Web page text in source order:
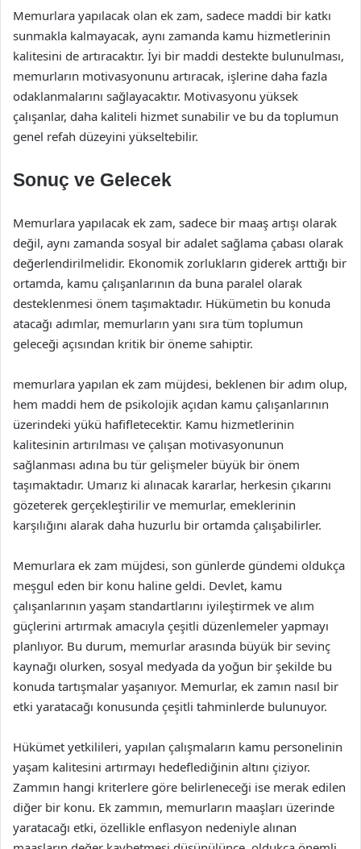
Memurlara yapılacak olan ek zam, sadece maddi bir katkı
sunmakla kalmayacak, aynı zamanda kamu hizmetlerinin
kalitesini de artıracaktır. İyi bir maddi destekte bulunulması,
memurların motivasyonunu artıracak, işlerine daha fazla
odaklanmalarını sağlayacaktır. Motivasyonu yüksek
çalışanlar, daha kaliteli hizmet sunabilir ve bu da toplumun
genel refah düzeyini yükseltebilir.
Sonuç ve Gelecek
Memurlara yapılacak ek zam, sadece bir maaş artışı olarak
değil, aynı zamanda sosyal bir adalet sağlama çabası olarak
değerlendirilmelidir. Ekonomik zorlukların giderek arttığı bir
ortamda, kamu çalışanlarının da buna paralel olarak
desteklenmesi önem taşımaktadır. Hükümetin bu konuda
atacağı adımlar, memurların yanı sıra tüm toplumun
geleceği açısından kritik bir öneme sahiptir.
memurlara yapılan ek zam müjdesi, beklenen bir adım olup,
hem maddi hem de psikolojik açıdan kamu çalışanlarının
üzerindeki yükü hafifletecektir. Kamu hizmetlerinin
kalitesinin artırılması ve çalışan motivasyonunun
sağlanması adına bu tür gelişmeler büyük bir önem
taşımaktadır. Umarız ki alınacak kararlar, herkesin çıkarını
gözeterek gerçekleştirilir ve memurlar, emeklerinin
karşılığını alarak daha huzurlu bir ortamda çalışabilirler.
Memurlara ek zam müjdesi, son günlerde gündemi oldukça
meşgul eden bir konu haline geldi. Devlet, kamu
çalışanlarının yaşam standartlarını iyileştirmek ve alım
güçlerini artırmak amacıyla çeşitli düzenlemeler yapmayı
planlıyor. Bu durum, memurlar arasında büyük bir sevinç
kaynağı olurken, sosyal medyada da yoğun bir şekilde bu
konuda tartışmalar yaşanıyor. Memurlar, ek zamın nasıl bir
etki yaratacağı konusunda çeşitli tahminlerde bulunuyor.
Hükümet yetkilileri, yapılan çalışmaların kamu personelinin
yaşam kalitesini artırmayı hedeflediğinin altını çiziyor.
Zammın hangi kriterlere göre belirleneceği ise merak edilen
diğer bir konu. Ek zammın, memurların maaşları üzerinde
yaratacağı etki, özellikle enflasyon nedeniyle alınan